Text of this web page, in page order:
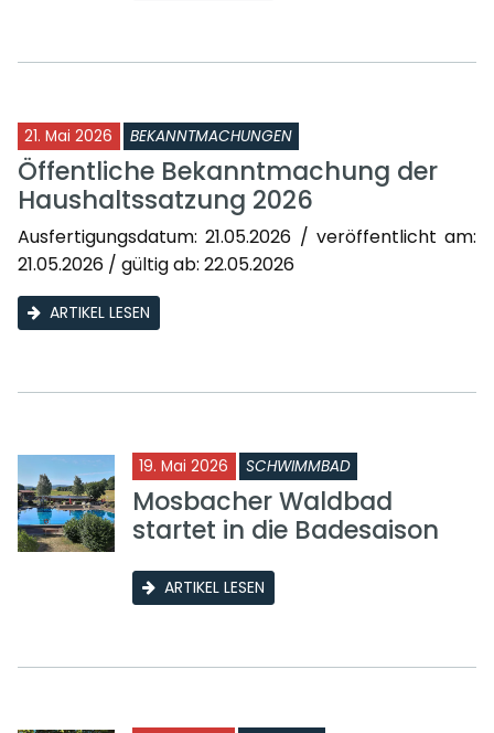
21. Mai 2026 BEKANNTMACHUNGEN
Öffentliche Bekanntmachung der
Haushaltssatzung 2026
Ausfertigungsdatum: 21.05.2026 / veröffentlicht am:
21.05.2026 / gültig ab: 22.05.2026
ARTIKEL LESEN
19. Mai 2026 SCHWIMMBAD
Mosbacher Waldbad
startet in die Badesaison
ARTIKEL LESEN